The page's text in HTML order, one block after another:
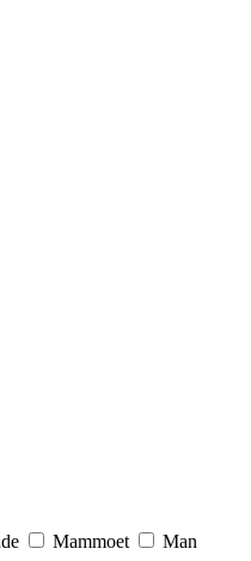
Mammoet
Man